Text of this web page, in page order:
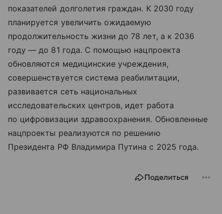
показателей долголетия граждан. К 2030 году
планируется увеличить ожидаемую
продолжительность жизни до 78 лет, а к 2036
году — до 81 года. С помощью нацпроекта
обновляются медицинские учреждения,
совершенствуется система реабилитации,
развивается сеть национальных
исследовательских центров, идет работа
по цифровизации здравоохранения. Обновленные
нацпроекты реализуются по решению
Президента РФ Владимира Путина с 2025 года.
Поделиться